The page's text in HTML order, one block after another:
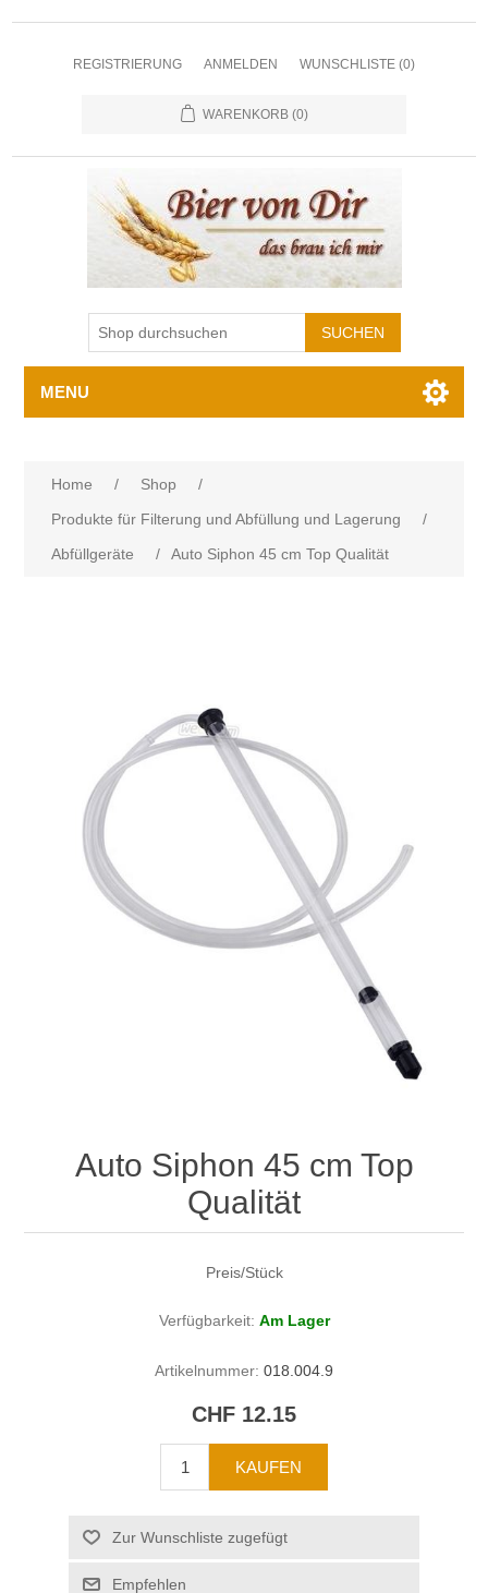
REGISTRIERUNG ANMELDEN WUNSCHLISTE (0)
WARENKORB (0)
MENU
Home / Shop
/
Produkte für Filterung und Abfüllung und Lagerung
/
Abfüllgeräte
/ Auto Siphon 45 cm Top Qualität
Auto Siphon 45 cm Top
Qualität
Preis/Stück
Verfügbarkeit: Am Lager
Artikelnummer: 018.004.9
CHF 12.15